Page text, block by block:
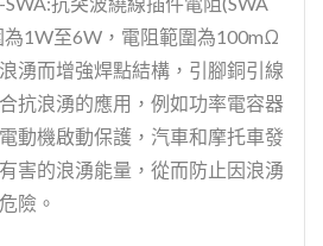
為1W至6W，電阻範圍為100mΩ
湧而增強焊點結構，引腳銅引線
抗浪湧的應用，例如功率電容器
動機啟動保護，汽車和摩托車發
害的浪湧能量，從而防止因浪湧
險。